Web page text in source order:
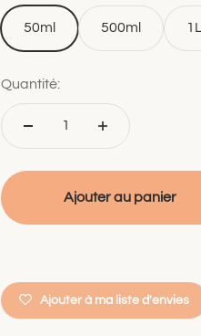
50ml 500ml 1L
Quantité:
Ajouter au panier
Ajouter à ma liste d'envies